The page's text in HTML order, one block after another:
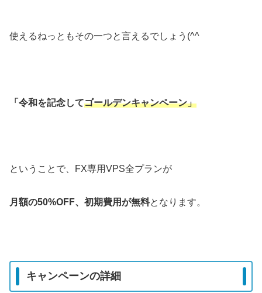
使えるねっともその一つと言えるでしょう(^^ゞ
「令和を記念してゴールデンキャンペーン」
ということで、FX専用VPS全プランが
月額の50%OFF、初期費用が無料となります。
キャンペーンの詳細